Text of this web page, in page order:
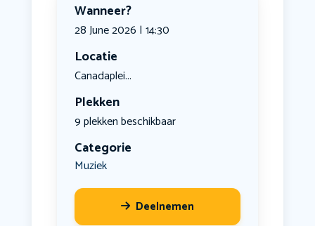
Wanneer?
28 June 2026 | 14:30
Locatie
Canadaplei...
Plekken
9 plekken beschikbaar
Categorie
Muziek
Deelnemen